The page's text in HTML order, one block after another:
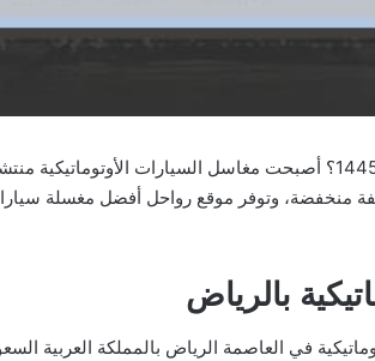
ما هو أفضل مغسلة سيارات أوتوماتيكية بالرياض 1445؟ أصبحت
منخفضة، وتوفر موقع رواحل أفضل مغسلة
بالرياض
في العاصمة الرياض بالمملكة العربية